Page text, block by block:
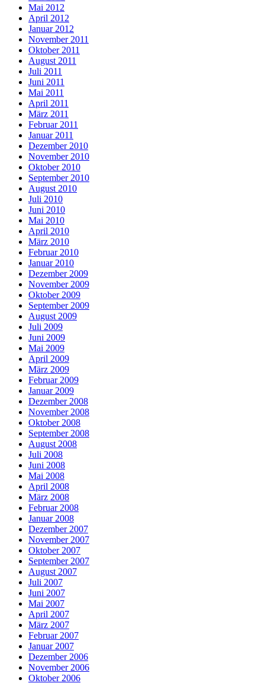
Mai 2012
April 2012
Januar 2012
November 2011
Oktober 2011
August 2011
Juli 2011
Juni 2011
Mai 2011
April 2011
März 2011
Februar 2011
Januar 2011
Dezember 2010
November 2010
Oktober 2010
September 2010
August 2010
Juli 2010
Juni 2010
Mai 2010
April 2010
März 2010
Februar 2010
Januar 2010
Dezember 2009
November 2009
Oktober 2009
September 2009
August 2009
Juli 2009
Juni 2009
Mai 2009
April 2009
März 2009
Februar 2009
Januar 2009
Dezember 2008
November 2008
Oktober 2008
September 2008
August 2008
Juli 2008
Juni 2008
Mai 2008
April 2008
März 2008
Februar 2008
Januar 2008
Dezember 2007
November 2007
Oktober 2007
September 2007
August 2007
Juli 2007
Juni 2007
Mai 2007
April 2007
März 2007
Februar 2007
Januar 2007
Dezember 2006
November 2006
Oktober 2006